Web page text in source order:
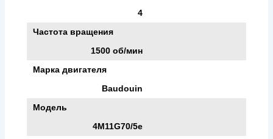
4
Частота вращения
1500 об/мин
Марка двигателя
Baudouin
Модель
4M11G70/5e